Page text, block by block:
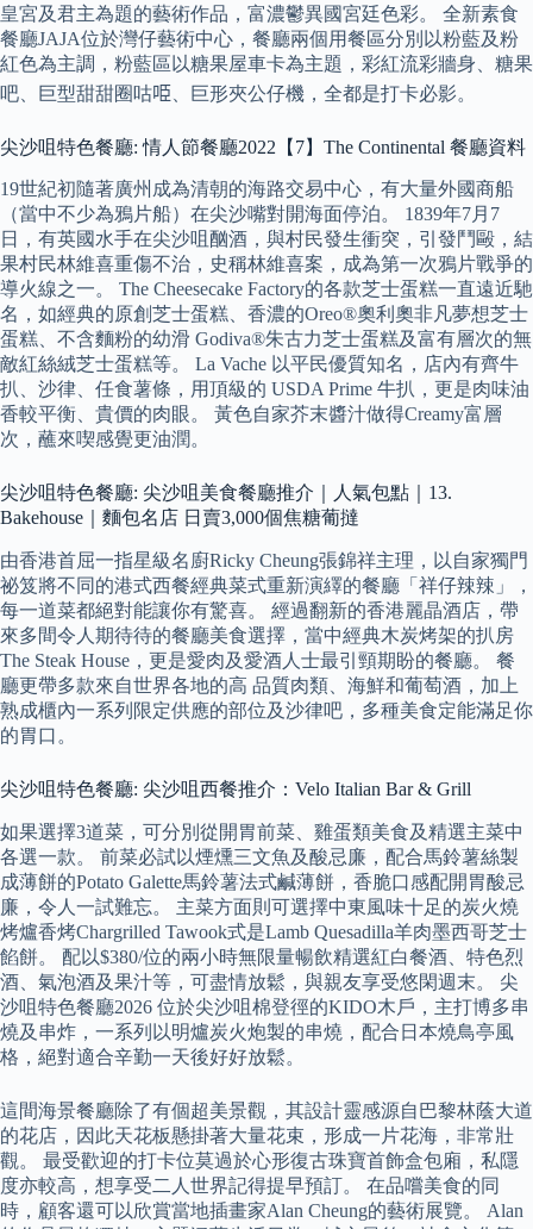
皇宮及君主為題的藝術作品，富濃鬱異國宮廷色彩。 全新素食
餐廳JAJA位於灣仔藝術中心，餐廳兩個用餐區分別以粉藍及粉
紅色為主調，粉藍區以糖果屋車卡為主題，彩紅流彩牆身、糖果
吧、巨型甜甜圈咕𠱸、巨形夾公仔機，全都是打卡必影。
尖沙咀特色餐廳: 情人節餐廳2022【7】The Continental 餐廳資料
19世紀初隨著廣州成為清朝的海路交易中心，有大量外國商船
（當中不少為鴉片船）在尖沙嘴對開海面停泊。 1839年7月7
日，有英國水手在尖沙咀酗酒，與村民發生衝突，引發鬥毆，結
果村民林維喜重傷不治，史稱林維喜案，成為第一次鴉片戰爭的
導火線之一。 The Cheesecake Factory的各款芝士蛋糕一直遠近馳
名，如經典的原創芝士蛋糕、香濃的Oreo®奧利奧非凡夢想芝士
蛋糕、不含麵粉的幼滑 Godiva®朱古力芝士蛋糕及富有層次的無
敵紅絲絨芝士蛋糕等。 La Vache 以平民優質知名，店內有齊牛
扒、沙律、任食薯條，用頂級的 USDA Prime 牛扒，更是肉味油
香較平衡、貴價的肉眼。 黃色自家芥末醬汁做得Creamy富層
次，蘸來喫感覺更油潤。
尖沙咀特色餐廳: 尖沙咀美食餐廳推介｜人氣包點｜13.
Bakehouse｜麵包名店 日賣3,000個焦糖葡撻
由香港首屈一指星級名廚Ricky Cheung張錦祥主理，以自家獨門
祕笈將不同的港式西餐經典菜式重新演繹的餐廳「祥仔辣辣」，
每一道菜都絕對能讓你有驚喜。 經過翻新的香港麗晶酒店，帶
來多間令人期待待的餐廳美食選擇，當中經典木炭烤架的扒房
The Steak House，更是愛肉及愛酒人士最引頸期盼的餐廳。 餐
廳更帶多款來自世界各地的高 品質肉類、海鮮和葡萄酒，加上
熟成櫃內一系列限定供應的部位及沙律吧，多種美食定能滿足你
的胃口。
尖沙咀特色餐廳: 尖沙咀西餐推介：Velo Italian Bar & Grill
如果選擇3道菜，可分別從開胃前菜、雞蛋類美食及精選主菜中
各選一款。 前菜必試以煙燻三文魚及酸忌廉，配合馬鈴薯絲製
成薄餅的Potato Galette馬鈴薯法式鹹薄餅，香脆口感配開胃酸忌
廉，令人一試難忘。 主菜方面則可選擇中東風味十足的炭火燒
烤爐香烤Chargrilled Tawook式是Lamb Quesadilla羊肉墨西哥芝士
餡餅。 配以$380/位的兩小時無限量暢飲精選紅白餐酒、特色烈
酒、氣泡酒及果汁等，可盡情放鬆，與親友享受悠閑週末。 尖
沙咀特色餐廳2026 位於尖沙咀棉登徑的KIDO木戶，主打博多串
燒及串炸，一系列以明爐炭火炮製的串燒，配合日本燒鳥亭風
格，絕對適合辛勤一天後好好放鬆。
這間海景餐廳除了有個超美景觀，其設計靈感源自巴黎林蔭大道
的花店，因此天花板懸掛著大量花束，形成一片花海，非常壯
觀。 最受歡迎的打卡位莫過於心形復古珠寶首飾盒包廂，私隱
度亦較高，想享受二人世界記得提早預訂。 在品嚐美食的同
時，顧客還可以欣賞當地插畫家Alan Cheung的藝術展覽。 Alan